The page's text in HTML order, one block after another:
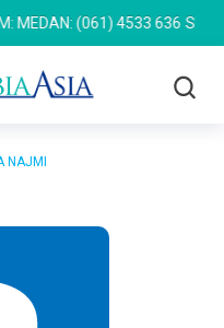
(061) 4533 636
NAJMI